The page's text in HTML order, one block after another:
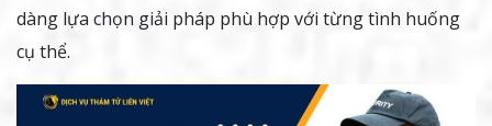
dàng lựa chọn giải pháp phù hợp với từng tình huống
cụ thể.